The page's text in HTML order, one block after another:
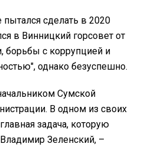
сделать в 2020
в Винницкий горсовет от
борьбы с коррупцией и
однако безуспешно.
Сумской
В одном из своих
задача, которую
Зеленский, –